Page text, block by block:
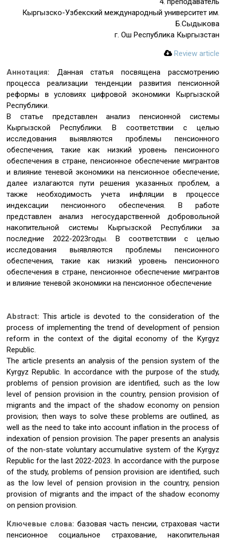
Кыргызско-Узбекский международный университет им.
Б.Сыдыкова
г. Ош Республика Кыргызстан
Review article
Аннотация: Данная статья посвящена рассмотрению
процесса реализации тенденции развития пенсионной
реформы в условиях цифровой экономики Кыргызской
Республики.
В статье представлен анализ пенсионной системы
Кыргызской Республики. В соответствии с целью
исследования выявляются проблемы пенсионного
обеспечения, такие как низкий уровень пенсионного
обеспечения в стране, пенсионное обеспечение мигрантов
и влияние теневой экономики на пенсионное обеспечение;
далее излагаются пути решения указанных проблем, а
также необходимость учета инфляции в процессе
индексации пенсионного обеспечения. В работе
представлен анализ негосударственной добровольной
накопительной системы Кыргызской Республики за
последние 2022-2023годы. В соответствии с целью
исследования выявляются проблемы пенсионного
обеспечения, такие как низкий уровень пенсионного
обеспечения в стране, пенсионное обеспечение мигрантов
и влияние теневой экономики на пенсионное обеспечение
Abstract:This article is devoted to the consideration of the
process of implementing the trend of development of pension
reform in the context of the digital economy of the Kyrgyz
Republic.
The article presents an analysis of the pension system of the
Kyrgyz Republic. In accordance with the purpose of the study,
problems of pension provision are identified, such as the low
level of pension provision in the country, pension provision of
migrants and the impact of the shadow economy on pension
provision; then ways to solve these problems are outlined, as
well as the need to take into account inflation in the process of
indexation of pension provision. The paper presents an analysis
of the non-state voluntary accumulative system of the Kyrgyz
Republic for the last 2022-2023. In accordance with the purpose
of the study, problems of pension provision are identified, such
as the low level of pension provision in the country, pension
provision of migrants and the impact of the shadow economy
on pension provision.
Ключевые слова:базовая часть пенсии, страховая части
пенсионное социальное страхование, накопительная